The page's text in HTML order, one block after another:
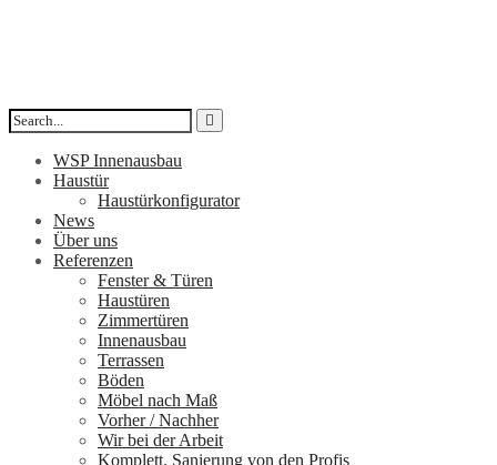
WSP Innenausbau
Haustür
Haustürkonfigurator
News
Über uns
Referenzen
Fenster & Türen
Haustüren
Zimmertüren
Innenausbau
Terrassen
Böden
Möbel nach Maß
Vorher / Nachher
Wir bei der Arbeit
Komplett. Sanierung von den Profis